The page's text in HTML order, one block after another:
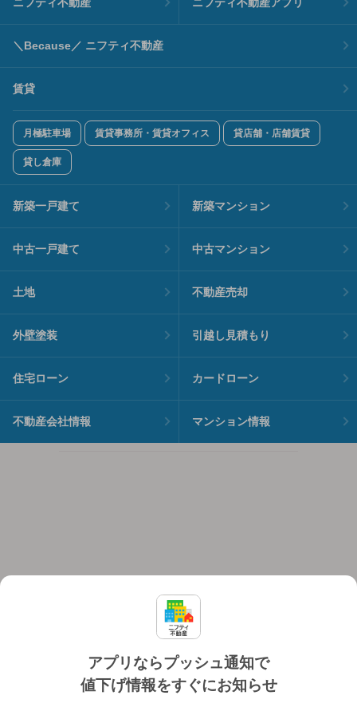
アプリならプッシュ通知で
値下げ情報をすぐにお知らせ
＼Because／ ニフティ不動産
賃貸
月極駐車場 賃貸事務所・賃貸オフィス 貸店舗・店舗賃貸
貸し倉庫
新築一戸建て 新築マンション
中古一戸建て 中古マンション
土地 不動産売却
外壁塗装 引越し見積もり
住宅ローン カードローン
不動産会社情報 マンション情報
個人情報保護ポリシー 利用規約